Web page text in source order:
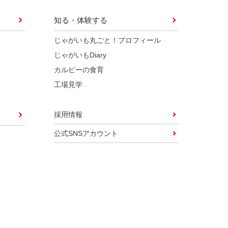
知る・体験する
じゃがいも丸ごと！プロフィール
じゃがいもDiary
カルビーの食育
工場見学
採用情報
公式SNSアカウント